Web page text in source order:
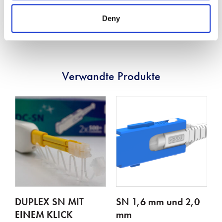
Deny
* Basierend auf dem Master-Grade-Jumper auf Low-Loss-
Zufallsverbindungstest
Verwandte Produkte
DUPLEX SN MIT
EINEM KLICK
SN 1,6 mm und 2,0
mm